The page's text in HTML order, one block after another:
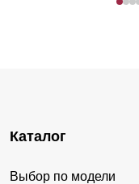
Каталог
Выбор по модели